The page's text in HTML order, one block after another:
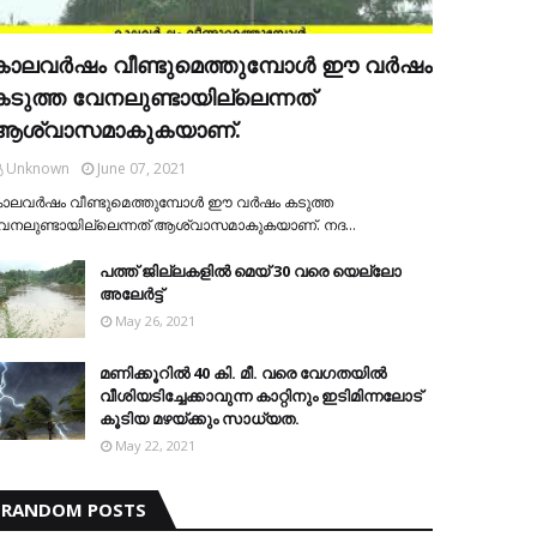
വീണ്ടുമെത്തുമ്പോള്‍ ഈ വര്‍ഷം
വേനലുണ്ടായില്ലെന്നത്
Unknown
June 07, 2021
വീണ്ടുമെത്തുമ്പോള്‍ ഈ വര്‍ഷം കടുത്ത
ആശ്വാസമാകുകയാണ്. നദ…
പത്ത് ജില്ലകളില്‍ മെയ് 30 വരെ യെല്ലോ
അലേര്‍ട്ട്
May 26, 2021
മണിക്കൂറിൽ 40 കി. മീ. വരെ വേഗതയിൽ
വീശിയടിച്ചേക്കാവുന്ന കാറ്റിനും ഇടിമിന്നലോട്
കൂടിയ മഴയ്ക്കും സാധ്യത.
May 22, 2021
RANDOM POSTS